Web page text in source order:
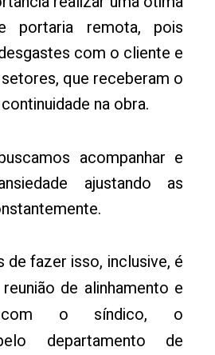
portaria remota, pois
com o cliente e
que receberam o
na obra.
acompanhar e
ajustando as
de fazer isso, inclusive, é
de alinhamento e
com o síndico, o
departamento de